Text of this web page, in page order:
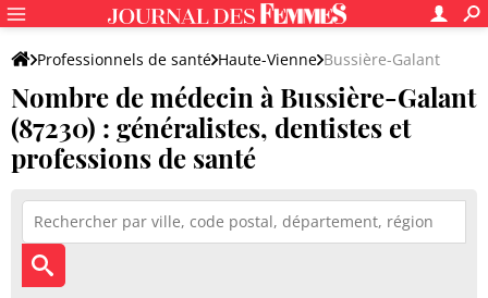
Professionnels de santé Haute-Vienne Bussière-Galant
Nombre de médecin à Bussière-Galant
(87230) : généralistes, dentistes et
professions de santé